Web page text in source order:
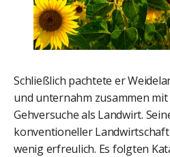
Schließlich pachtete er
und unternahm zusammen
Gehversuche als Landwirt.
konventioneller
wenig erfreulich. Es folgten